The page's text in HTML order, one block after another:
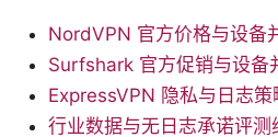
NordVPN 官方价格与设备
Surfshark 官方促销与设备
ExpressVPN 隐私与日志策
行业数据与无日志承诺评测